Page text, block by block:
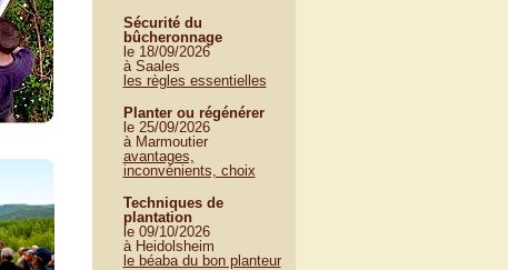
Sécurité du
bûcheronnage
le 18/09/2026
à Saales
les règles essentielles
Planter ou régénérer
le 25/09/2026
à Marmoutier
avantages,
inconvénients, choix
Techniques de
plantation
le 09/10/2026
à Heidolsheim
le béaba du bon planteur